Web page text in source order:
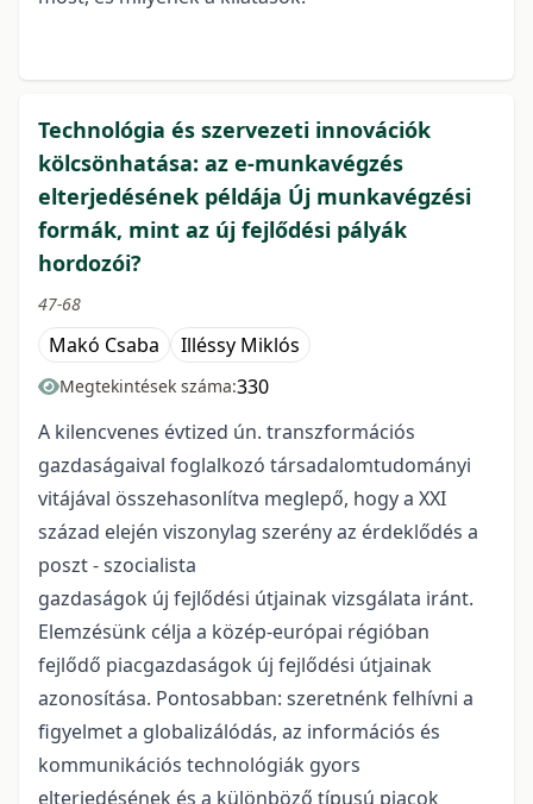
Technológia és szervezeti innovációk
kölcsönhatása: az e-munkavégzés
elterjedésének példája Új munkavégzési
formák, mint az új fejlődési pályák
hordozói?
47-68
Makó Csaba Illéssy Miklós
Megtekintések száma:330
A kilencvenes évtized ún. transzformációs
gazdaságaival foglalkozó társadalomtudományi
vitájával összehasonlítva meglepő, hogy a XXI
század elején viszonylag szerény az érdeklődés a
poszt - szocialista
gazdaságok új fejlődési útjainak vizsgálata iránt.
Elemzésünk célja a közép-európai régióban
fejlődő piacgazdaságok új fejlődési útjainak
azonosítása. Pontosabban: szeretnénk felhívni a
figyelmet a globalizálódás, az információs és
kommunikációs technológiák gyors
elterjedésének és a különböző típusú piacok